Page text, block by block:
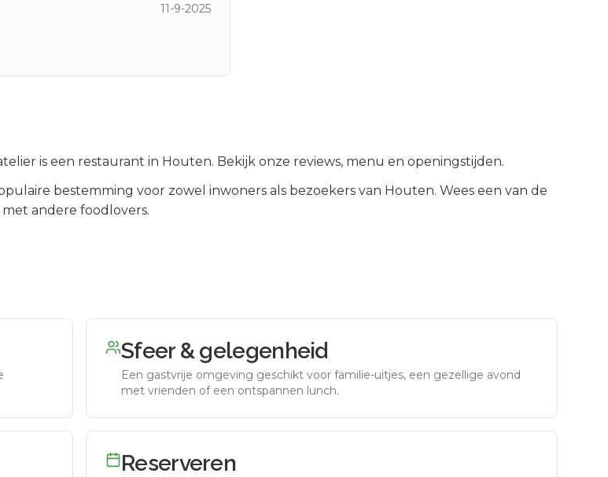
11-9-2025
is een restaurant in Houten. Bekijk onze reviews, menu en openingstijden.
bestemming voor zowel inwoners als bezoekers van Houten. Wees een van de
andere foodlovers.
Sfeer & gelegenheid
Een gastvrije omgeving geschikt voor familie-uitjes, een gezellige avond
met vrienden of een ontspannen lunch.
Reserveren